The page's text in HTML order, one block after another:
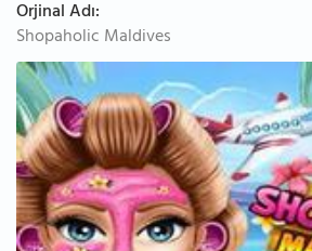
Orjinal Adı:
Shopaholic Maldives